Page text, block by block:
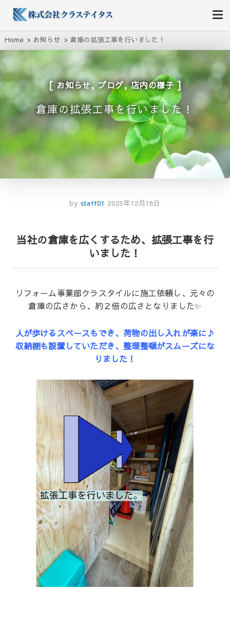
株式会社クラステイタス
地域のコミュニティーを大切にする企業
Home お知らせ 倉庫の拡張工事を行いました！
お知らせ,ブログ,店内の様子
倉庫の拡張工事を行いました！
by staff01 2023年12月18日
当社の倉庫を広くするため、拡張工事を行
いました！
リフォーム事業部クラスタイルに施工依頼し、元々の
倉庫の広さから、約２倍の広さとなりました✨
人が歩けるスペースもでき、荷物の出し入れが楽に♪
収納棚も設置していただき、整理整頓がスムーズにな
りました！